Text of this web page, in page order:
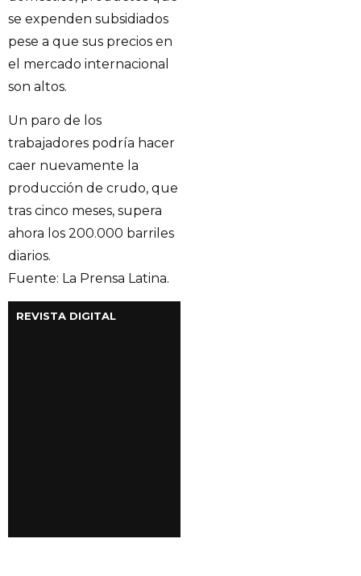
se expenden subsidiados
pese a que sus precios en
el mercado internacional
son altos.
Un paro de los
trabajadores podría hacer
caer nuevamente la
producción de crudo, que
tras cinco meses, supera
ahora los 200.000 barriles
diarios.
Fuente: La Prensa Latina.
REVISTA DIGITAL